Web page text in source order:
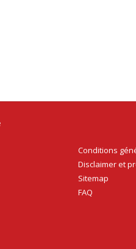
Conditions
Disclaimer et
Sitemap
FAQ